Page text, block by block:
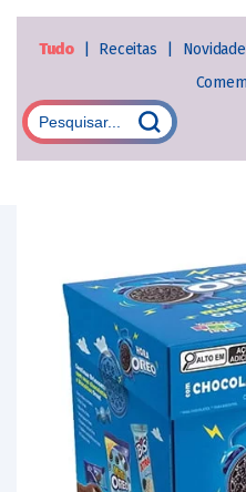
Tudo Receitas